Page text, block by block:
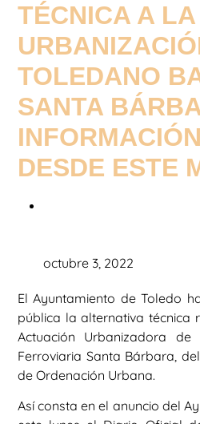
TÉCNICA A LA
TOLEDANO
SANTA
DESDE ESTE
octubre 3, 2022
El Ayuntamiento de Toledo
pública la alternativa técnica
Actuación Urbanizadora
Ferroviaria Santa Bárbara,
de Ordenación Urbana.
Así consta en el anuncio del